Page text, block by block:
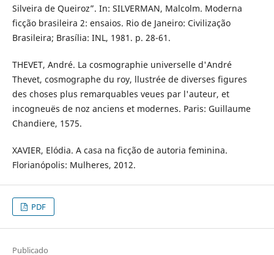
Silveira de Queiroz”. In: SILVERMAN, Malcolm. Moderna
ficção brasileira 2: ensaios. Rio de Janeiro: Civilização
Brasileira; Brasília: INL, 1981. p. 28-61.
THEVET, André. La cosmographie universelle d'André
Thevet, cosmographe du roy, llustrée de diverses figures
des choses plus remarquables veues par l'auteur, et
incogneuës de noz anciens et modernes. Paris: Guillaume
Chandiere, 1575.
XAVIER, Elódia. A casa na ficção de autoria feminina.
Florianópolis: Mulheres, 2012.
PDF
Publicado